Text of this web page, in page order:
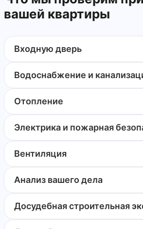
не отшлифована поверхность
покраской
механические повреждения
рамы оконного блока
вашей квартиры
Входную дверь
Водоснабжение и
Отопление
Электрика и пожарная
Вентиляция
Анализ вашего дела
Досудебная строительная